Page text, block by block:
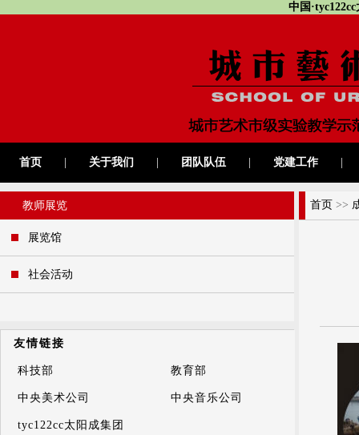
中国
首页 关于我们 团队队伍 党建工作
首页 >>
教师展览
展览馆
社会活动
友情链接
科技部 教育部
中央美术公司 中央音乐公司
tyc122cc太阳成集团